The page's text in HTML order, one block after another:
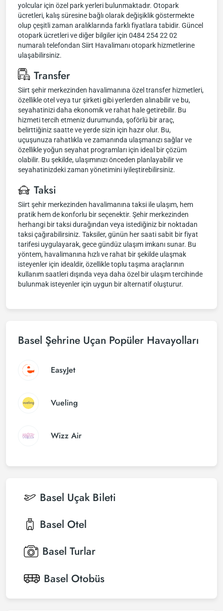
yolcular için özel park yerleri bulunmaktadır. Otopark
ücretleri, kalış süresine bağlı olarak değişiklik göstermekte
olup çeşitli zaman aralıklarında farklı fiyatlara tabidir. Güncel
otopark ücretleri ve diğer bilgiler için 0484 254 22 02
numaralı telefondan Siirt Havalimanı otopark hizmetlerine
ulaşabilirsiniz.
Transfer
Siirt şehir merkezinden havalimanına özel transfer hizmetleri,
özellikle otel veya tur şirketi gibi yerlerden alınabilir ve bu,
seyahatinizi daha ekonomik ve rahat hale getirebilir. Bu
hizmeti tercih etmeniz durumunda, şoförlü bir araç,
belirttiğiniz saatte ve yerde sizin için hazır olur. Bu,
uçuşunuza rahatlıkla ve zamanında ulaşmanızı sağlar ve
özellikle yoğun seyahat programları için ideal bir çözüm
olabilir. Bu şekilde, ulaşımınızı önceden planlayabilir ve
seyahatinizdeki zaman yönetimini iyileştirebilirsiniz.
Taksi
Siirt şehir merkezinden havalimanına taksi ile ulaşım, hem
pratik hem de konforlu bir seçenektir. Şehir merkezinden
herhangi bir taksi durağından veya istediğiniz bir noktadan
taksi çağırabilirsiniz. Taksiler, günün her saati sabit bir fiyat
tarifesi uygulayarak, gece gündüz ulaşım imkanı sunar. Bu
yöntem, havalimanına hızlı ve rahat bir şekilde ulaşmak
isteyenler için idealdir, özellikle toplu taşıma araçlarının
kullanım saatleri dışında veya daha özel bir ulaşım tercihinde
bulunmak isteyenler için uygun bir alternatif oluşturur.
Basel Şehrine Uçan Popüler Havayolları
EasyJet
Vueling
Wizz Air
Basel Uçak Bileti
Basel Otel
Basel Turlar
Basel Otobüs